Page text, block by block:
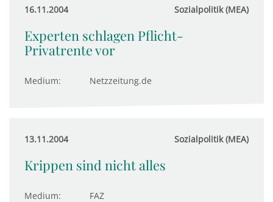
16.11.2004 Sozialpolitik (MEA)
Experten schlagen Pflicht-
Privatrente vor
Medium: Netzzeitung.de
13.11.2004 Sozialpolitik (MEA)
Krippen sind nicht alles
Medium: FAZ